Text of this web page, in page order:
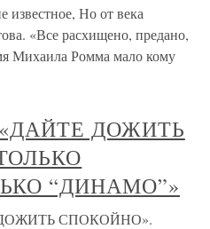
Но от века
«Все расхищено, предано,
Михаила Ромма мало кому
«ДАЙТЕ ДОЖИТЬ
“ДИНАМО”»
ДОЖИТЬ СПОКОЙНО».